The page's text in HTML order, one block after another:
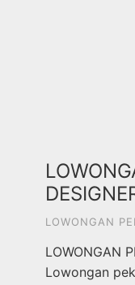
LOWONGAN
LOWONGAN
Lowongan